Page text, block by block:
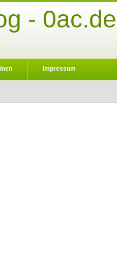
- 0ac.de
Impressum